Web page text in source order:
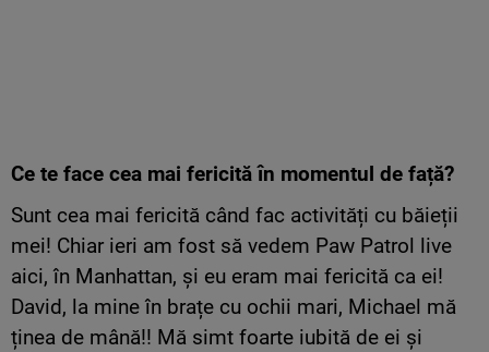
Ce te face cea mai fericită în momentul de față?
Sunt cea mai fericită când fac activități cu băieții
mei! Chiar ieri am fost să vedem Paw Patrol live
aici, în Manhattan, și eu eram mai fericită ca ei!
David, la mine în brațe cu ochii mari, Michael mă
ținea de mână!! Mă simt foarte iubită de ei și